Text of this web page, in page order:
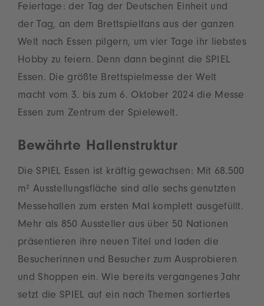
Feiertage: der Tag der Deutschen Einheit und
der Tag, an dem Brettspielfans aus der ganzen
Welt nach Essen pilgern, um vier Tage ihr liebstes
Hobby zu feiern. Denn dann beginnt die SPIEL
Essen. Die größte Brettspielmesse der Welt
macht vom 3. bis zum 6. Oktober 2024 die Messe
Essen zum Zentrum der Spielewelt.
Bewährte Hallenstruktur
Die SPIEL Essen ist kräftig gewachsen: Mit 68.500
m² Ausstellungsfläche sind alle sechs genutzten
Messehallen zum ersten Mal komplett ausgefüllt.
Mehr als 850 Aussteller aus über 50 Nationen
präsentieren ihre neuen Titel und laden die
Besucherinnen und Besucher zum Ausprobieren
und Shoppen ein. Wie bereits vergangenes Jahr
setzt die SPIEL auf ein nach Themen sortiertes